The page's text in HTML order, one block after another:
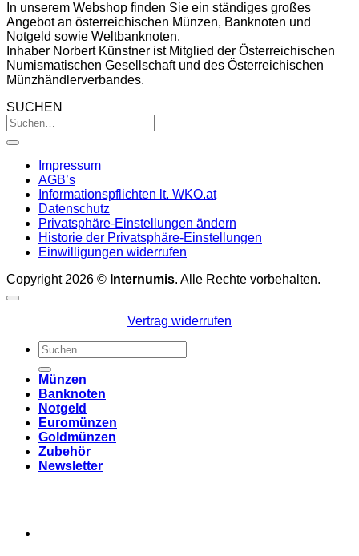
In unserem Webshop finden Sie ein ständiges großes
Angebot an österreichischen Münzen, Banknoten und
Notgeld sowie Weltbanknoten.
Inhaber Norbert Künstner ist Mitglied der Österreichischen
Numismatischen Gesellschaft und des Österreichischen
Münzhändlerverbandes.
SUCHEN
Impressum
AGB’s
Informationspflichten lt. WKO.at
Datenschutz
Privatsphäre-Einstellungen ändern
Historie der Privatsphäre-Einstellungen
Einwilligungen widerrufen
Copyright 2026 © Internumis. Alle Rechte vorbehalten.
Vertrag widerrufen
Suchen
nach:
Münzen
Banknoten
Notgeld
Euromünzen
Goldmünzen
Zubehör
Newsletter